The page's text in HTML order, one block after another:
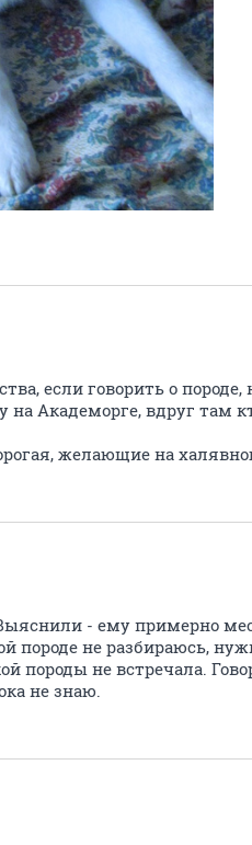
если говорить о
Академорге, вдруг там
желающие на
- ему примерно
породе не разбираюсь,
породы не встречала.
не знаю.